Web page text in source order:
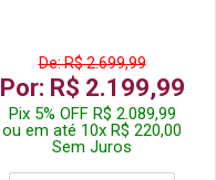
De: R$ 2.699,99
Por: R$ 2.199,99
Pix 5% OFF R$ 2.089,99
ou em até 10x R$ 220,00
Sem Juros